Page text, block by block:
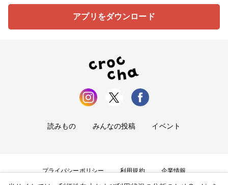
アプリをダウンロード
読みもの みんなの投稿 イベント
プライバシーポリシー 利用規約 企業情報